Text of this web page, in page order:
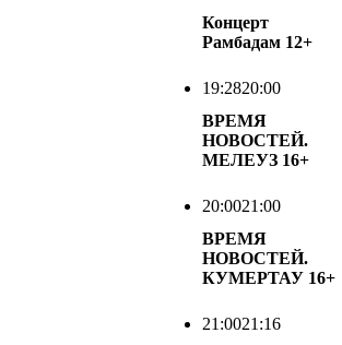
Концерт
Рамбадам 12+
19:2820:00
ВРЕМЯ
НОВОСТЕЙ.
МЕЛЕУЗ 16+
20:0021:00
ВРЕМЯ
НОВОСТЕЙ.
КУМЕРТАУ 16+
21:0021:16